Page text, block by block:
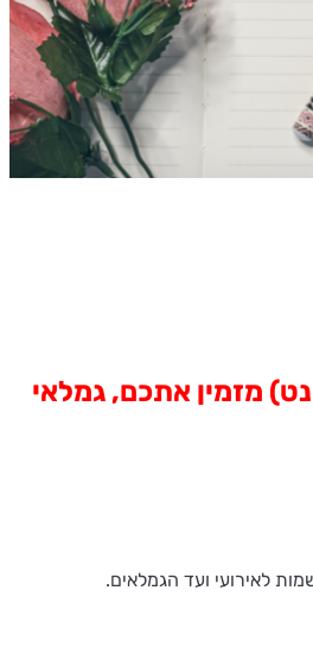
מזמין אתכם, גמלאי
לאירועי ועד הגמלאים.